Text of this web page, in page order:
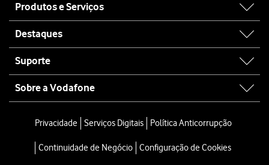
map
Produtos e Serviços
Destaques
Suporte
Sobre a Vodafone
Privacidade Serviços Digitais Política Anticorrupção
Continuidade de Negócio Configuração de Cookies